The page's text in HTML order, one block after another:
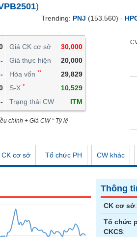
)
-
-
-
Giá CK cơ sở
30,000
Giá thực hiện
20,000
Hòa vốn **
29,829
S-X *
10,529
Trạng thái CW
ITM
chỉnh + Giá CW * Tỷ lệ
Trending: PNJ (153.560) -
CK cơ sở Tổ chức PH CW khác
Thông
CK cơ sở:
Tổ chức
CKCS:
PHÁI SINH
TRÁI PHIẾU
CÔNG CỤ ĐẦU TƯ
XUẤT DỮ LIỆU
TIN MỚI